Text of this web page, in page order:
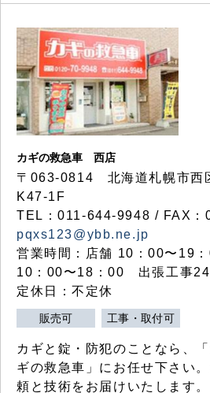
カギの救急車 西店
〒063-0814 北海道札幌市西
K47-1F
TEL：011-644-9948 / FAX
pqxs123@ybb.ne.jp
営業時間：店舗 10：00〜19
10：00〜18：00 出張工事24
定休日：不定休
販売可 工事・取付可
カギと錠・防犯のことなら、
ギの救急車」にお任せ下さい
頼と技術をお届けいたします。